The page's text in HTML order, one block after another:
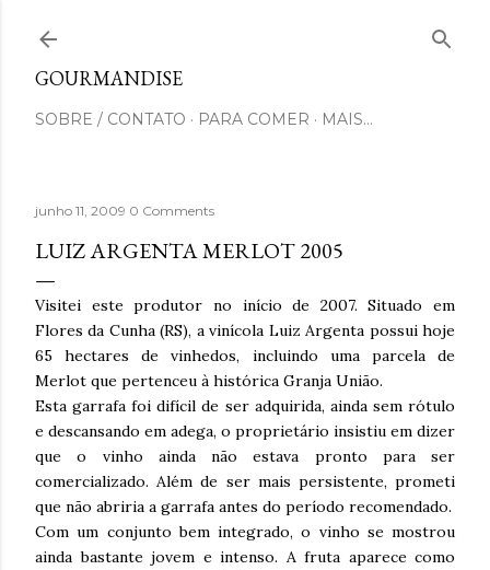
GOURMANDISE
SOBRE / CONTATO PARA COMER MAIS…
junho 11, 2009 0 Comments
LUIZ ARGENTA MERLOT 2005
Visitei este produtor no início de 2007. Situado em
Flores da Cunha (RS), a vinícola Luiz Argenta possui hoje
65 hectares de vinhedos, incluindo uma parcela de
Merlot que pertenceu à histórica Granja União.
Esta garrafa foi difícil de ser adquirida, ainda sem rótulo
e descansando em adega, o proprietário insistiu em dizer
que o vinho ainda não estava pronto para ser
comercializado. Além de ser mais persistente, prometi
que não abriria a garrafa antes do período recomendado.
Com um conjunto bem integrado, o vinho se mostrou
ainda bastante jovem e intenso. A fruta aparece como